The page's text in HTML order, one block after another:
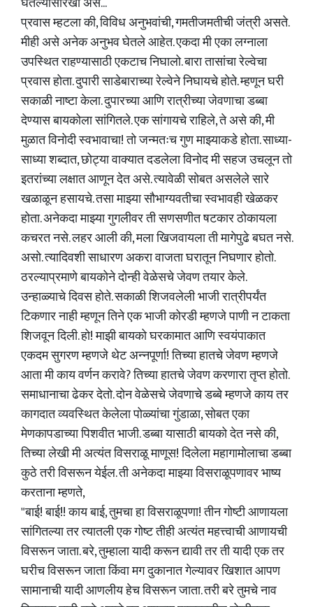
प्रवास म्हटला की, विविध अनुभवांची, गमतीजमतीची जंत्री असते.
मीही असे अनेक अनुभव घेतले आहेत. एकदा मी एका लग्नाला
उपस्थित राहण्यासाठी एकटाच निघालो. बारा तासांचा रेल्वेचा
प्रवास होता. दुपारी साडेबाराच्या रेल्वेने निघायचे होते. म्हणून घरी
सकाळी नाष्टा केला. दुपारच्या आणि रात्रीच्या जेवणाचा डब्बा
देण्यास बायकोला सांगितले. एक सांगायचे राहिले, ते असे की, मी
मुळात विनोदी स्वभावाचा! तो जन्मतःच गुण माझ्याकडे होता. साध्या-
साध्या शब्दात, छोट्या वाक्यात दडलेला विनोद मी सहज उचलून तो
इतरांच्या लक्षात आणून देत असे. त्यावेळी सोबत असलेले सारे
खळाळून हसायचे. तसा माझ्या सौभाग्यवतीचा स्वभावही खेळकर
होता. अनेकदा माझ्या गुगलीवर ती सणसणीत षटकार ठोकायला
कचरत नसे. लहर आली की, मला खिजवायला ती मागेपुढे बघत नसे.
असो. त्यादिवशी साधारण अकरा वाजता घरातून निघणार होतो.
ठरल्याप्रमाणे बायकोने दोन्ही वेळेसचे जेवण तयार केले.
उन्हाळ्याचे दिवस होते. सकाळी शिजवलेली भाजी रात्रीपर्यंत
टिकणार नाही म्हणून तिने एक भाजी कोरडी म्हणजे पाणी न टाकता
शिजवून दिली. हो! माझी बायको घरकामात आणि स्वयंपाकात
एकदम सुगरण म्हणजे थेट अन्नपूर्णा! तिच्या हातचे जेवण म्हणजे
आता मी काय वर्णन करावे? तिच्या हातचे जेवण करणारा तृप्त होतो.
समाधानाचा ढेकर देतो. दोन वेळेसचे जेवणाचे डब्बे म्हणजे काय तर
कागदात व्यवस्थित केलेला पोळ्यांचा गुंडाळा, सोबत एका
मेणकापडाच्या पिशवीत भाजी. डब्बा यासाठी बायको देत नसे की,
तिच्या लेखी मी अत्यंत विसराळू माणूस! दिलेला महागामोलाचा डब्बा
कुठे तरी विसरून येईल. ती अनेकदा माझ्या विसराळूपणावर भाष्य
करताना म्हणते,
"बाई! बाई!! काय बाई, तुमचा हा विसराळूपणा! तीन गोष्टी आणायला
सांगितल्या तर त्यातली एक गोष्ट तीही अत्यंत महत्त्वाची आणायची
विसरून जाता. बरे, तुम्हाला यादी करून द्यावी तर ती यादी एक तर
घरीच विसरून जाता किंवा मग दुकानात गेल्यावर खिशात आपण
सामानाची यादी आणलीय हेच विसरून जाता. तरी बरे तुमचे नाव